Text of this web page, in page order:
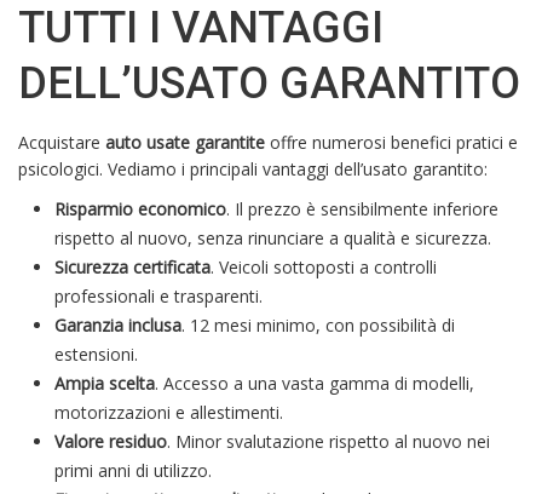
TUTTI I VANTAGGI
DELL’USATO GARANTITO
Acquistare auto usate garantite offre numerosi benefici pratici e
psicologici. Vediamo i principali vantaggi dell’usato garantito:
Risparmio economico. Il prezzo è sensibilmente inferiore
rispetto al nuovo, senza rinunciare a qualità e sicurezza.
Sicurezza certificata. Veicoli sottoposti a controlli
professionali e trasparenti.
Garanzia inclusa. 12 mesi minimo, con possibilità di
estensioni.
Ampia scelta. Accesso a una vasta gamma di modelli,
motorizzazioni e allestimenti.
Valore residuo. Minor svalutazione rispetto al nuovo nei
primi anni di utilizzo.